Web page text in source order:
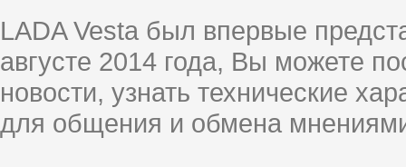
LADA Vesta был впервые
августе 2014 года, Вы можете
новости, узнать технические
для общения и обмена